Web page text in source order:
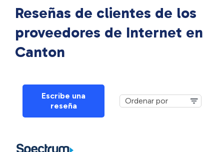
Reseñas de clientes de los
proveedores de Internet en
Canton
Escribe una
reseña